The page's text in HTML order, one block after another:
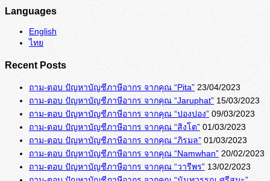
Languages
English
ไทย
Recent Posts
ถาม-ตอบ ปัญหาบัญชีภาษีอากร จากคุณ “Pita” 23/04/2023
ถาม-ตอบ ปัญหาบัญชีภาษีอากร จากคุณ “Jaruphat” 15/03/2023
ถาม-ตอบ ปัญหาบัญชีภาษีอากร จากคุณ “ปองปอง” 09/03/2023
ถาม-ตอบ ปัญหาบัญชีภาษีอากร จากคุณ “สิงโต” 01/03/2023
ถาม-ตอบ ปัญหาบัญชีภาษีอากร จากคุณ “ภิรมล” 01/03/2023
ถาม-ตอบ ปัญหาบัญชีภาษีอากร จากคุณ “Namwhan” 20/02/2023
ถาม-ตอบ ปัญหาบัญชีภาษีอากร จากคุณ “วารีพร” 13/02/2023